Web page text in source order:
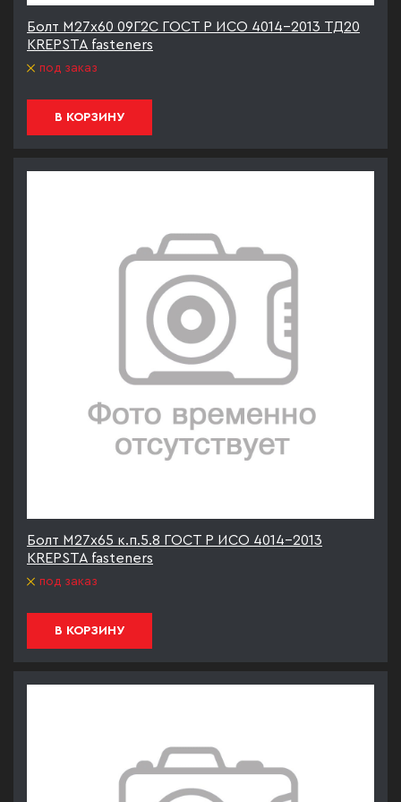
Болт М27х60 09Г2С ГОСТ Р ИСО 4014-2013 ТД20
KREPSTA fasteners
под заказ
В КОРЗИНУ
Болт М27х65 к.п.5.8 ГОСТ Р ИСО 4014-2013
KREPSTA fasteners
под заказ
В КОРЗИНУ